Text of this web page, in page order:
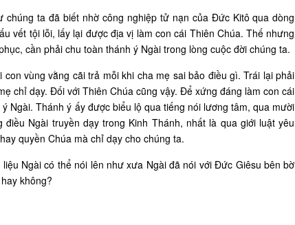
ta đã biết nhờ công nghiệp tử nạn của Đức Kitô qua dòng
vết tội lỗi, lấy lại được địa vị làm con cái Thiên Chúa. Thế nhưng
cần phải chu toàn thánh ý Ngài trong lòng cuộc đời chúng ta.
vùng vằng cãi trả mỗi khi cha mẹ sai bảo điều gì. Trái lại phải
chỉ dạy. Đối với Thiên Chúa cũng vậy. Để xứng đáng làm con cái
Ngài. Thánh ý ấy được biểu lộ qua tiếng nói lương tâm, qua mười
Ngài truyền dạy trong Kinh Thánh, nhất là qua giới luật yêu
quyền Chúa mà chỉ dạy cho chúng ta.
Ngài có thể nói lên như xưa Ngài đã nói với Đức Giêsu bên bờ
không?